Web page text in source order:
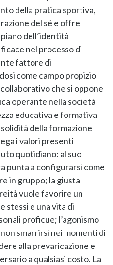
della pratica sportiva,
del sé e offre
dell’identità
nel processo di
fattore di
come campo propizio
che si oppone
operante nella società
educativa e formativa
della formazione
i valori presenti
quotidiano: al suo
punta a configurarsi come
in gruppo; la giusta
vuole favorire un
stessi e una vita di
proficue; l’agonismo
smarrirsi nei momenti di
alla prevaricazione e
a qualsiasi costo. La